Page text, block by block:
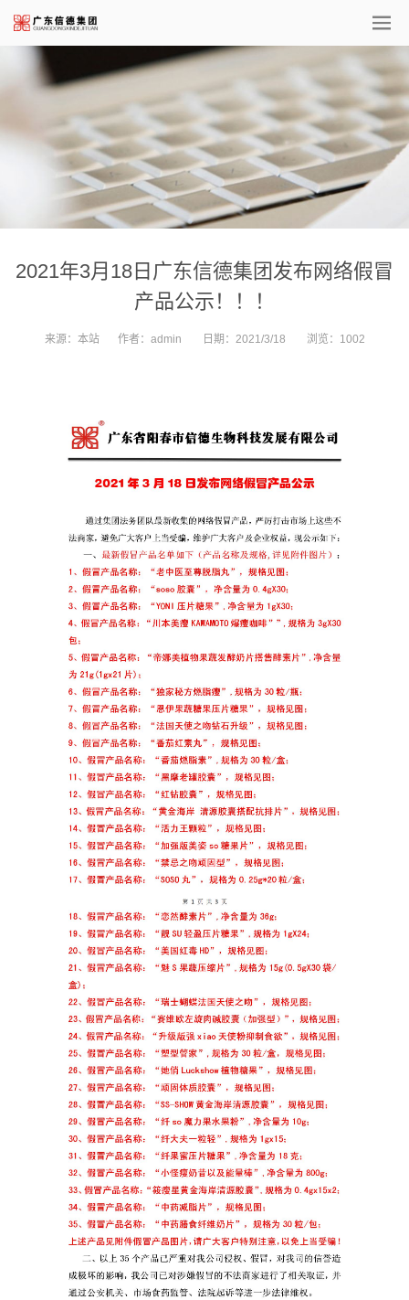
2021年3月18日广东信德集团发布网络假冒
产品公示！！！
来源： 本站 作者： admin 日期： 2021/3/18 浏览： 1002